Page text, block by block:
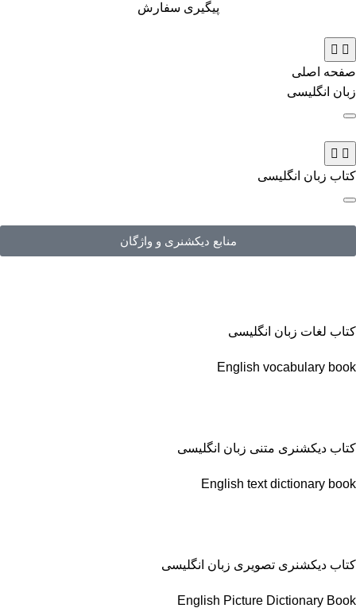
پیگیری سفارش
صفحه اصلی
زبان انگلیسی
کتاب زبان انگلیسی
منابع دیکشنری و واژگان
کتاب لغات زبان انگلیسی
English vocabulary book
کتاب دیکشنری متنی زبان انگلیسی
English text dictionary book
کتاب دیکشنری تصویری زبان انگلیسی
English Picture Dictionary Book